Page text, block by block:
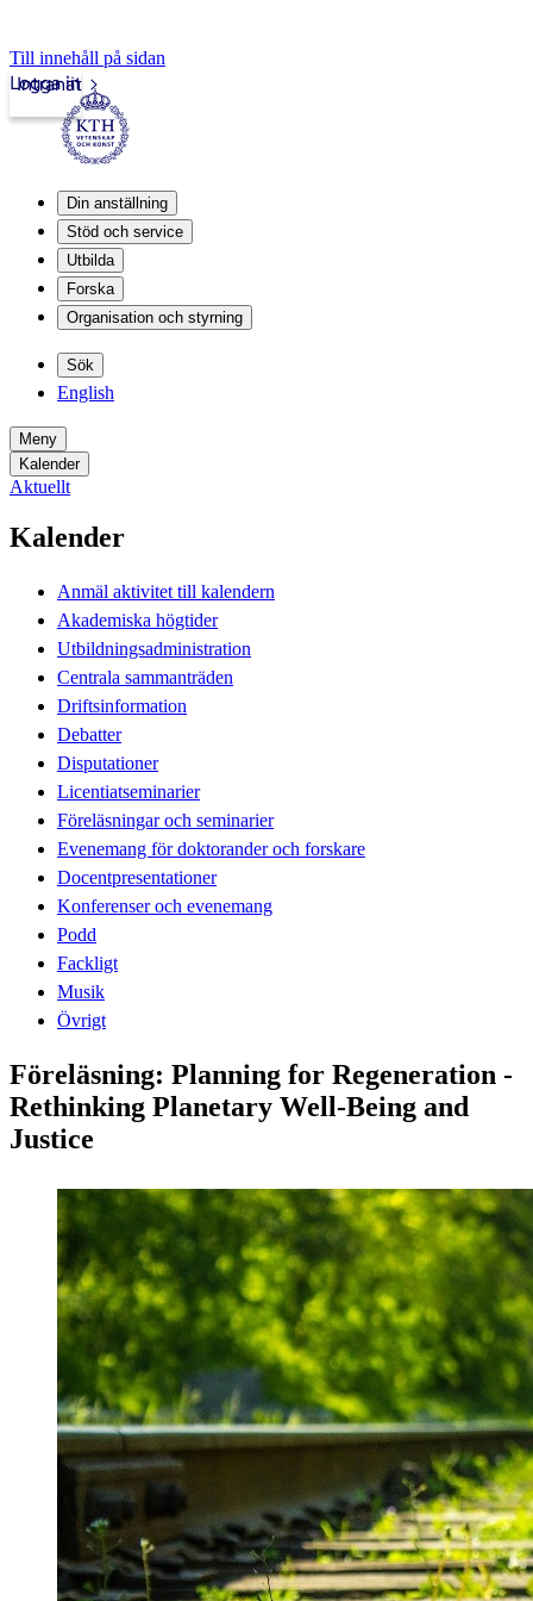
Till innehåll på sidan
Intranät
Logga in
Din anställning
Stöd och service
Utbilda
Forska
Organisation och styrning
Sök
English
Meny
Kalender
Aktuellt
Kalender
Anmäl aktivitet till kalendern
Akademiska högtider
Utbildningsadministration
Centrala sammanträden
Driftsinformation
Debatter
Disputationer
Licentiatseminarier
Föreläsningar och seminarier
Evenemang för doktorander och forskare
Docentpresentationer
Konferenser och evenemang
Podd
Fackligt
Musik
Övrigt
Föreläsning: Planning for Regeneration -
Rethinking Planetary Well-Being and
Justice